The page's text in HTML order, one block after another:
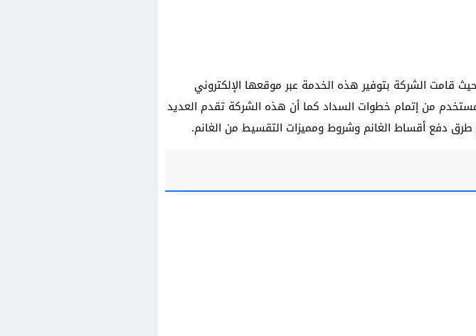
قامت الشركة بتوفير هذه الخدمة عبر موقعها الإلكتروني
من إتمام خطوات السداد كما أن هذه الشركة تقدم العديد
دفع أقساط الغانم وشروط ومميزات التقسيط من الغانم.